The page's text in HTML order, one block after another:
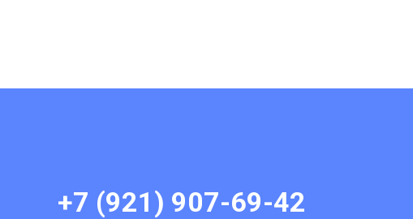
+7 (921) 907-69-42